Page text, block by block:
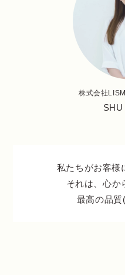
株式会社
私たちがお客様
それは、心か
最高の品質